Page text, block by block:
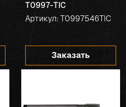
T0997-TIC
Артикул: T0997546TIC
Заказать